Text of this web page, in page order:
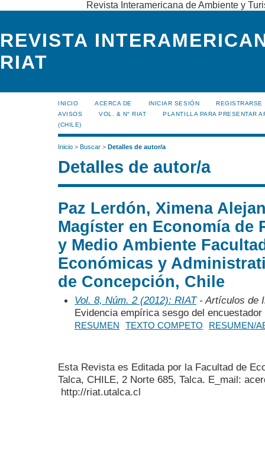
Revista Interamericana de Ambiente y
REVISTA
RIAT
INICIO ACERCA DE INICIAR SESIÓN
REGISTRARSE
AVISOS
VOL. & N° RIAT
PLANTILLA PARA PRESENTAR
(CHILE)
Inicio > Buscar > Detalles de autor/a
Detalles de autor/a
Paz Lerdón, Ximena
Magíster en Economía de
y Medio Ambiente
Económicas y
de Concepción, Chile
Vol. 8, Núm. 2 (2012): RIAT- Artículos de
Evidencia empírica sesgo del
RESUMEN TEXTO COMPETO RESUMEN/
Esta Revista es Editada por la Facultad de
Talca, CHILE, 2 Norte 685, Talca. E_mail:
http://riat.utalca.cl